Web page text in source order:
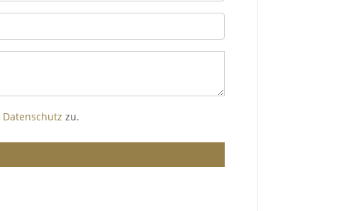
Datenschutz zu.